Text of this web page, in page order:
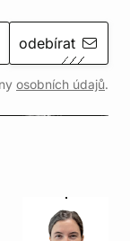
odebírat
osobních údajů.